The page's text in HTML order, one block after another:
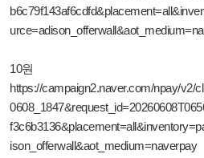
10원
https://campaign2.naver.com/npay/v2/
ison_offerwall&aot_medium=naverpay